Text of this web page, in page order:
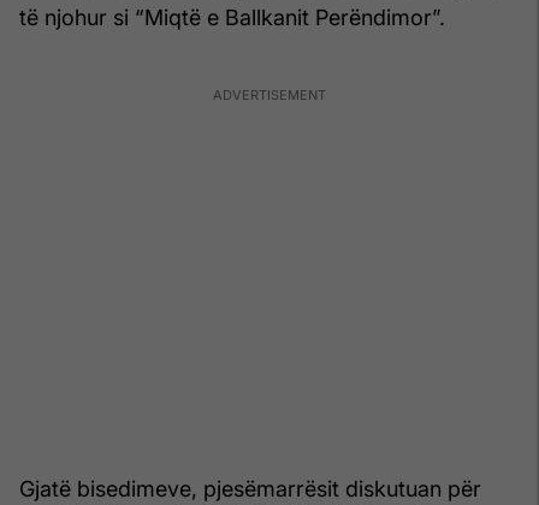
të njohur si “Miqtë e Ballkanit Perëndimor”.
Gjatë bisedimeve, pjesëmarrësit diskutuan për